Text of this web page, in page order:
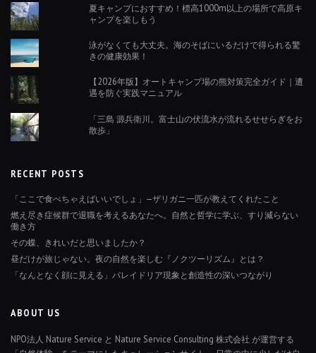
夏キャンプにおすすめ！標高1000m以上の場所で高原キ
ャンプを楽しもう
泳がなくても大丈夫。海のそばにいるだけで得られる驚
きの健康効果！
【2026年版】オートキャンプ場の熊対策完全ガイド｜遭
遇を防ぐ実践マニュアル
「三島 源兵衛川。富士山の伏流水が流れるせせらぎをお
散歩」
RECENT POSTS
「ここで食べちゃえばいいでしょ」—ザリガニ一匹が教えてくれたこと
燃え尽き症候群で退職を考えるあなたへ。自然と哲学に学ぶ、すり減らない
働き方
その蝶、きれいだと思いましたか？
昼だけが旅じゃない。夜の自然を楽しむ『ノクツーリズム』とは？
「なんとなく顔に見える」パレイドリア現象と創造性の深いつながり
ABOUT US
NPO法人 Nature Service と Nature Service Consulting 株式会社 が運営する